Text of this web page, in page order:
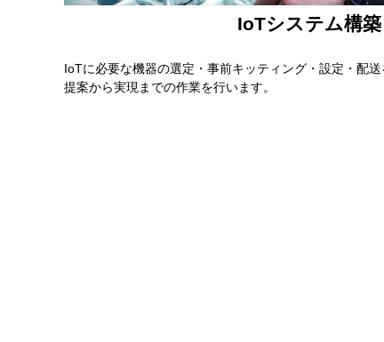
IoTシステム構築
IoTに必要な機器の選定・事前キッティング・設定・配
提案から実現までの作業を行います。